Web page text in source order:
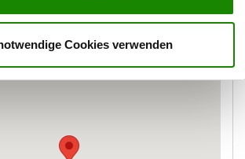
Cookies verwenden